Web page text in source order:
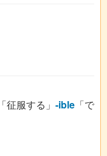
「征服する」 -ible 「で